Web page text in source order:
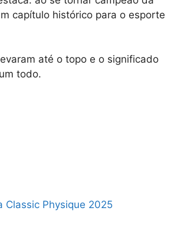
capítulo histórico para o esporte
até o topo e o significado
todo.
Classic Physique 2025